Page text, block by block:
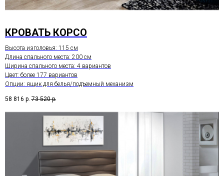
КРОВАТЬ КОРСО
Высота изголовья: 115 см
Длина спального места: 200 см
Ширина спального места: 4 вариантов
Цвет: более 177 вариантов
Опции: ящик для белья/подъемный механизм
58 816 р. 73 520 р.